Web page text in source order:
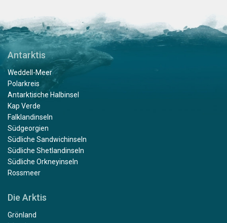
Antarktis
Weddell-Meer
Polarkreis
Antarktische Halbinsel
Kap Verde
Falklandinseln
Südgeorgien
Südliche Sandwichinseln
Südliche Shetlandinseln
Südliche Orkneyinseln
Rossmeer
Die Arktis
Grönland